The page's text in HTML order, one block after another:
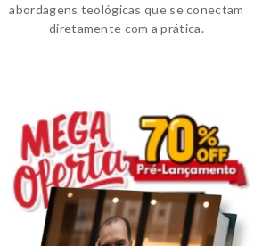
abordagens teológicas que se conectam
diretamente com a prática.